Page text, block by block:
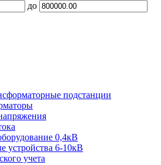
до
подстанции
0,4кВ
устройства 6-10кВ
учета